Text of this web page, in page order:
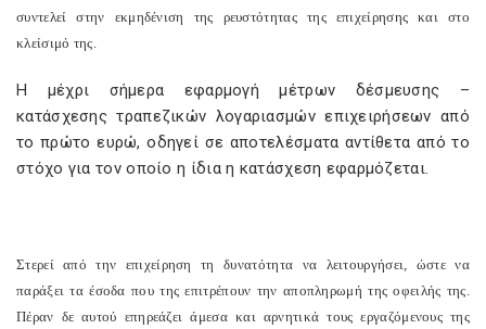
συντελεί στην εκμηδένιση της ρευστότητας της επιχείρησης και στο
κλείσιμό της.
Η μέχρι σήμερα εφαρμογή μέτρων δέσμευσης –
κατάσχεσης τραπεζικών λογαριασμών επιχειρήσεων από
το πρώτο ευρώ, οδηγεί σε αποτελέσματα αντίθετα από το
στόχο για τον οποίο η ίδια η κατάσχεση εφαρμόζεται.
Στερεί από την επιχείρηση τη δυνατότητα να λειτουργήσει, ώστε να
παράξει τα έσοδα που της επιτρέπουν την αποπληρωμή της οφειλής της.
Πέραν δε αυτού επηρεάζει άμεσα και αρνητικά τους εργαζόμενους της